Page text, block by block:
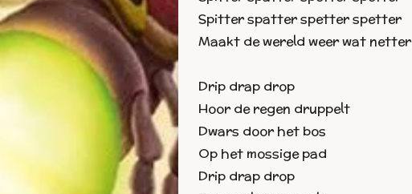
Spitter spatter spetter spetter
Maakt de wereld weer wat netter
Drip drap drop
Hoor de regen druppelt
Dwars door het bos
Op het mossige pad
Drip drap drop